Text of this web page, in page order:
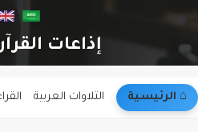
إذاعات
⌂︎ الرئيسية التلاوات العربية